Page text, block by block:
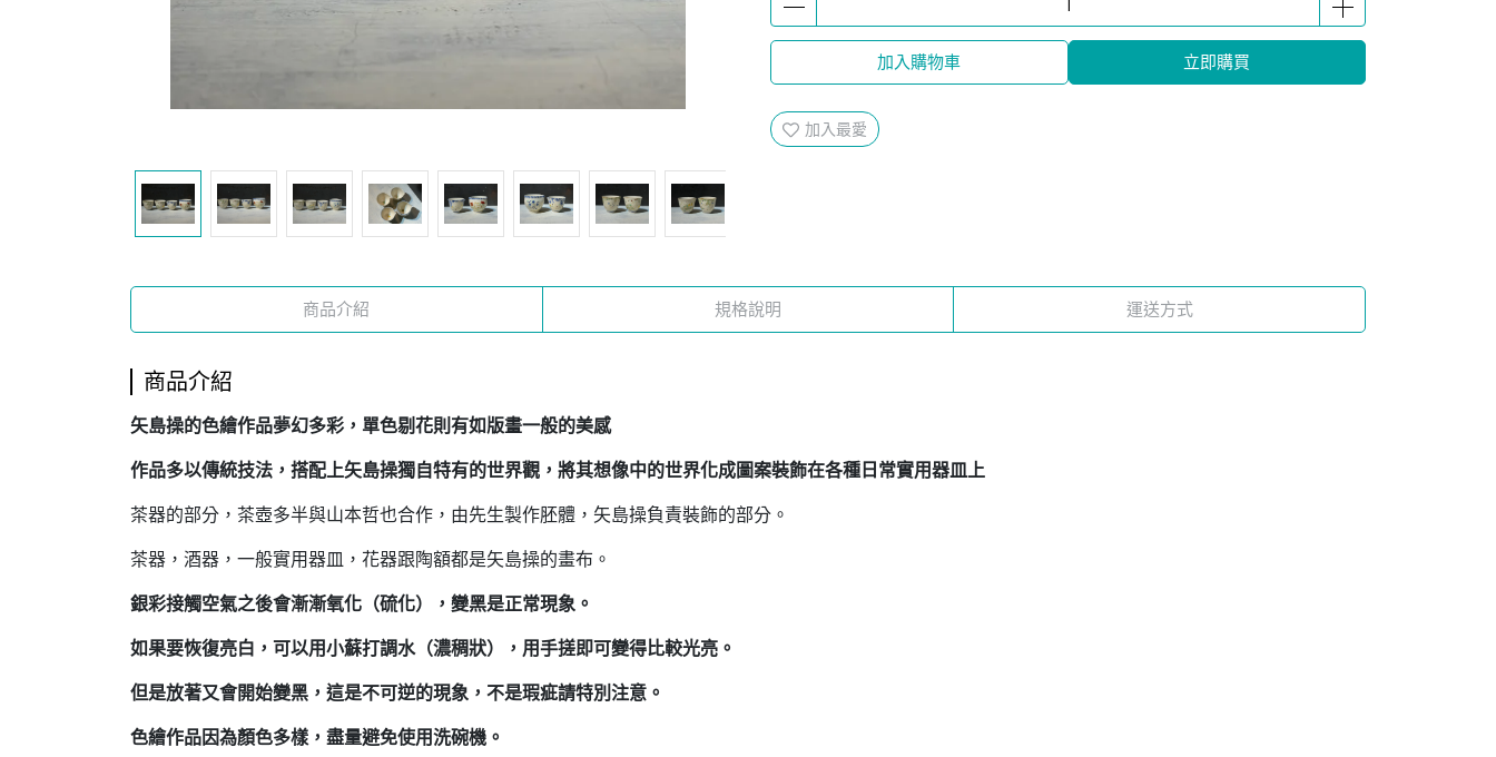
加入購物車 立即購買
加入最愛
商品介紹 規格說明 運送方式
商品介紹
矢島操的色繪作品夢幻多彩，單色剔花則有如版畫一般的美感
作品多以傳統技法，搭配上矢島操獨自特有的世界觀，將其想像中的世界化成圖案裝飾在各種日常實用器皿上
茶器的部分，茶壺多半與山本哲也合作，由先生製作胚體，矢島操負責裝飾的部分。
茶器，酒器，一般實用器皿，花器跟陶額都是矢島操的畫布。
銀彩接觸空氣之後會漸漸氧化（硫化），變黑是正常現象。
如果要恢復亮白，可以用小蘇打調水（濃稠狀），用手搓即可變得比較光亮。
但是放著又會開始變黑，這是不可逆的現象，不是瑕疵請特別注意。
色繪作品因為顏色多樣，盡量避免使用洗碗機。